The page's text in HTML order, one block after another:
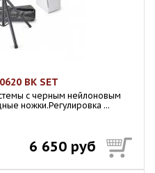
BK SET
с черным нейлоновым
ножки.Регулировка ...
6 650 руб